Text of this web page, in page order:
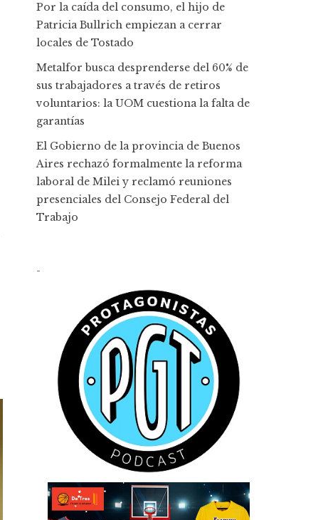
Por la caída del consumo, el hijo de
Patricia Bullrich empiezan a cerrar
locales de Tostado
Metalfor busca desprenderse del 60% de
sus trabajadores a través de retiros
voluntarios: la UOM cuestiona la falta de
garantías
El Gobierno de la provincia de Buenos
Aires rechazó formalmente la reforma
laboral de Milei y reclamó reuniones
presenciales del Consejo Federal del
Trabajo
-